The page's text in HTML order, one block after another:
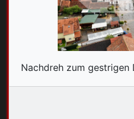
Nachdreh zum gestrigen